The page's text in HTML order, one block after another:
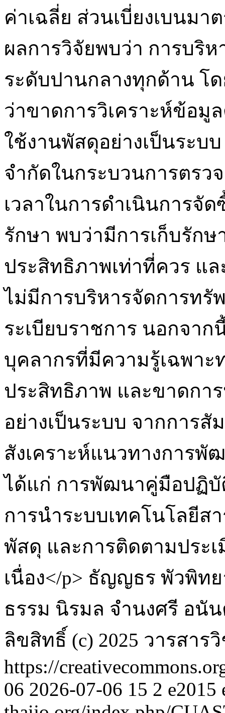
ค่าเฉลี่ย ส่วนเบี่ยงเบนมา
ผลการวิจัยพบว่า การบริ
ระดับปานกลางทุกด้าน โ
ว่าขาดการวิเคราะห์ข้อมู
ใช้งานพัสดุอย่างเป็นระ
จำกัดในกระบวนการตรว
เวลาในการดำเนินการจั
รักษา พบว่ามีการเก็บรัก
ประสิทธิภาพเท่าที่ควร แ
ไม่มีการบริหารจัดการท
ระเบียบราชการ นอกจา
บุคลากรที่มีความรู้เฉพาะ
ประสิทธิภาพ และขาดกา
อย่างเป็นระบบ จากการ
สังเคราะห์แนวทางการ
ได้แก่ การพัฒนาคู่มือปฏิบั
การนำระบบเทคโนโลยีส
พัสดุ และการติดตามประ
เนื่อง</p> ธัญญธร พัวพิทย
ธรรม นิรมล จำนงศรี อนั
ลิขสิทธิ์ (c) 2025 วารสาร
https://
06 2026-07-06 15 2 e2015